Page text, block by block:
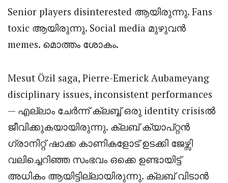
Senior players disinterested ആയിരുന്നു. Fans
toxic ആയിരുന്നു. Social media മുഴുവൻ
memes. മൊത്തം ശോകം.
Mesut Özil saga, Pierre-Emerick Aubameyang
disciplinary issues, inconsistent performances
— എല്ലാം ചേർന്ന് ക്ലബ്ബ് ഒരു identity crisisൽ
ജീവിക്കുകയായിരുന്നു. ക്ലബ് ക്യാപ്റ്റൻ
ഗ്രാനിറ്റ് ഷാക്ക കാണികളോട് ഉടക്കി ജേഴ്സി
വലിച്ചെറിഞ്ഞ സംഭവം ഒക്കെ ഉണ്ടായിട്ട്
അധികം ആയിട്ടില്ലായിരുന്നു. ക്ലബ് വിടാൻ